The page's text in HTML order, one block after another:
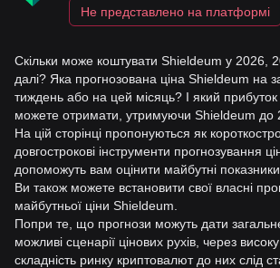
Не представлено на платформі
Скільки може коштувати Shieldeum у 2026,
далі? Яка прогнозована ціна Shieldeum на
тиждень або на цей місяць? І який прибуток
можете отримати, утримуючи Shieldeum до
На цій сторінці пропонуються як
довгострокові інструменти прогнозування
допоможуть вам оцінити майбутні
Ви також можете встановити свої власні
майбутньої ціни Shieldeum.
Попри те, що прогнози можуть дати
можливі сценарії цінових рухів, через
складність ринку криптовалют до них слід